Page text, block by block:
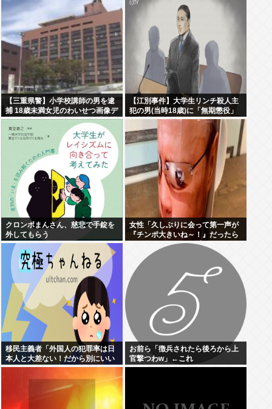
ふさぎハンカチで顔を覆う子も
【三重県警】小学校講師の男を逮
捕 18歳未満女児のわいせつ画像デ
ータ10点を所持 アメリカの「全米
行方不明・被児童搾取センター」
から情報提供
【江別事件】大学生リンチ殺人主
犯の男(当時18歳)に「無期懲役」
の判決
クロンボまんさん、慈悲で手錠を
外してもらう
女性「久しぶりに会って第一声が
『チンポ大きいね～！』だったら
どう思う？ おぱーい大きいねはそ
ういう事なんだよ。」
移民主義者「外国人の犯罪率は日
本人と大差ない！だから別にいい
だろ！」←いや良くないよね
お前ら「徴兵されたら後ろから上
官撃つわw」←これ